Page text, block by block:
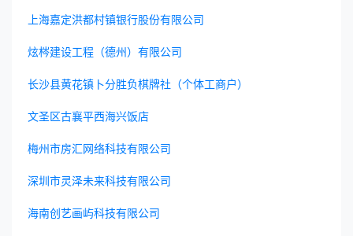
上海嘉定洪都村镇银行股份有限公司
炫梣建设工程（德州）有限公司
长沙县黄花镇卜分胜负棋牌社（个体工商户）
文圣区古襄平西海兴饭店
梅州市房汇网络科技有限公司
深圳市灵泽未来科技有限公司
海南创艺画屿科技有限公司